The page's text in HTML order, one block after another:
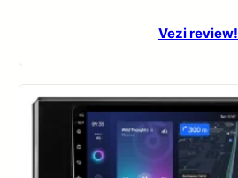
Vezi review!